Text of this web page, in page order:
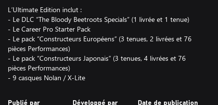
L’Ultimate Edition inclut :
- Le DLC “The Bloody Beetroots Specials” (1 livrée et 1 tenue)
- Le Career Pro Starter Pack
- Le pack “Constructeurs Européens” (3 tenues, 2 livrées et 76
pièces Performances)
- Le pack “Constructeurs Japonais” (3 tenues, 4 livrées et 76
pièces Performances)
- 9 casques Nolan / X-Lite
Publié par Développé par Date de publication